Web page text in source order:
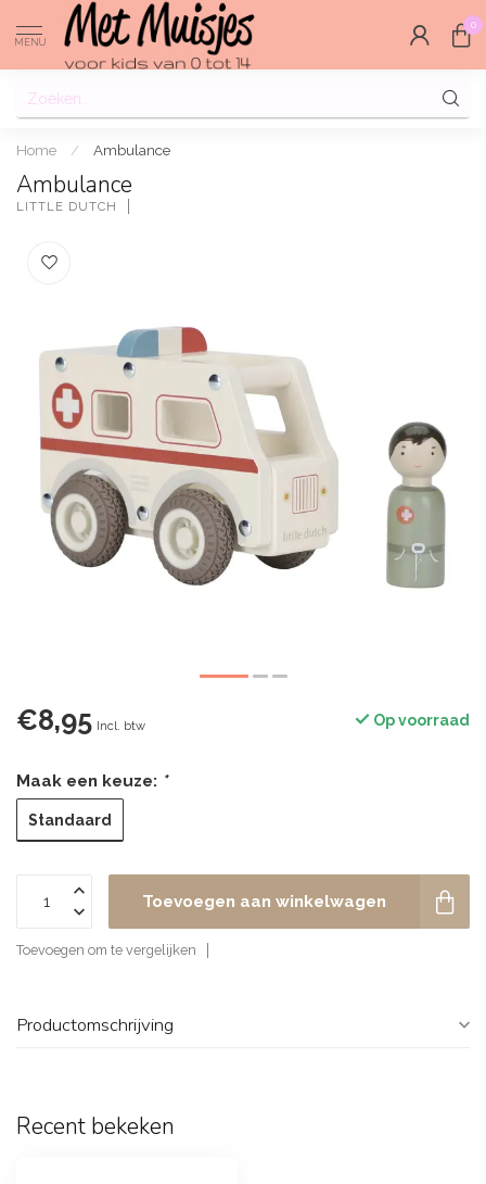
MENU
0
Home / Ambulance
Ambulance
LITTLE DUTCH
€8,95 Incl. btw Op voorraad
Maak een keuze: *
Standaard
Toevoegen aan winkelwagen
Toevoegen om te vergelijken
Productomschrijving
Recent bekeken